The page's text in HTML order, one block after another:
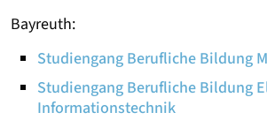
Bayreuth:
Studiengang Berufliche Bildung
Studiengang Berufliche Bildung
Informationstechnik